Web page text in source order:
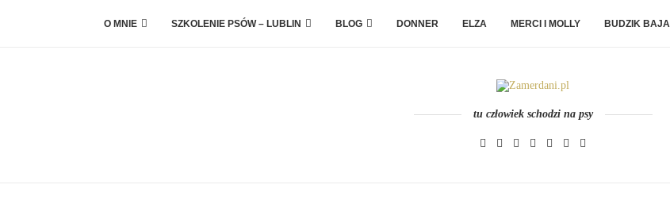
O MNIE SZKOLENIE PSÓW – LUBLIN BLOG DONNER ELZA MERCI I MOLLY BUDZIK
tu człowiek schodzi na psy